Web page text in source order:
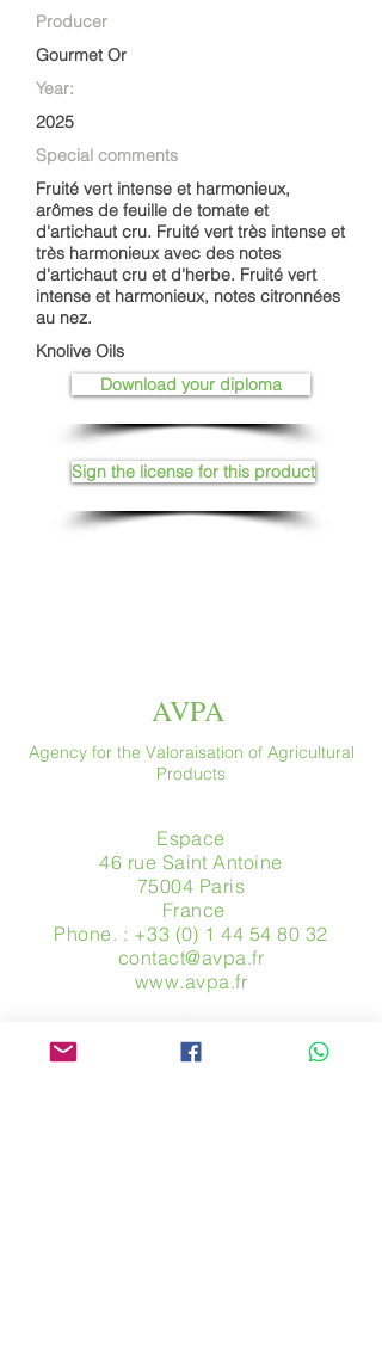
Producer
Gourmet Or
Year:
2025
Special comments
Fruité vert intense et harmonieux,
arômes de feuille de tomate et
d'artichaut cru. Fruité vert très intense et
très harmonieux avec des notes
d'artichaut cru et d'herbe. Fruité vert
intense et harmonieux, notes citronnées
au nez.
Knolive Oils
Download your diploma
Sign the license for this product
AVPA
Agency for the Valoraisation of Agricultural
Products
Espace
46 rue Saint Antoine
75004 Paris
​ France
Phone. : +33 (0) 1 44 54 80 32
contact@avpa.fr
www.avpa.fr